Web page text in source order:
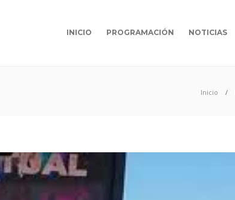
INICIO PROGRAMACIÓN NOTICIAS
Inicio